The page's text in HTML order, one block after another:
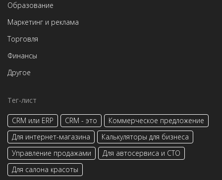
Образование
Маркетинг и реклама
Торговля
Финансы
Другое
Тег-лист
CRM или ERP CRM - это
Коммерческое предложение
Для интернет-магазина
Калькуляторы для бизнеса
Управление продажами
Для автосервиса и СТО
Для салона красоты